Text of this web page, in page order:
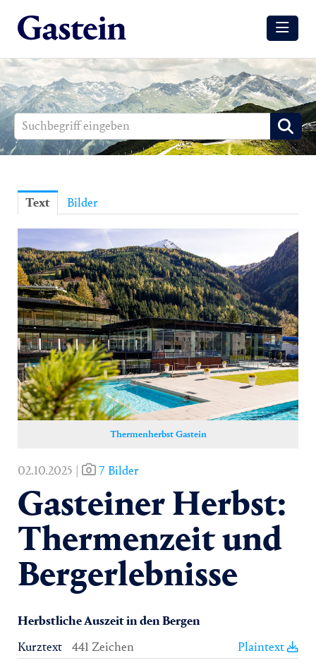
Meldungen
Winter
Media
Sommer
Winter
Yoga
Pressekontakt
Text Bilder
Thermenherbst Gastein
02.10.2025 | 7 Bilder
Gasteiner Herbst:
Thermenzeit und
Bergerlebnisse
Herbstliche Auszeit in den Bergen
Kurztext
441 Zeichen
Plaintext